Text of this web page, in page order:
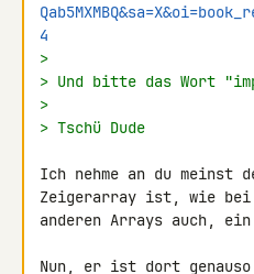
4
>
> Und bitte das Wort
>
> Tschü Dude
Ich nehme an du
Zeigerarray ist, wie bei
anderen Arrays auch,
Nun, er ist dort